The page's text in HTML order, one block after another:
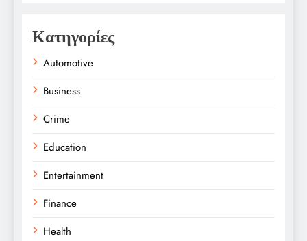
Κατηγορίες
Automotive
Business
Crime
Education
Entertainment
Finance
Health